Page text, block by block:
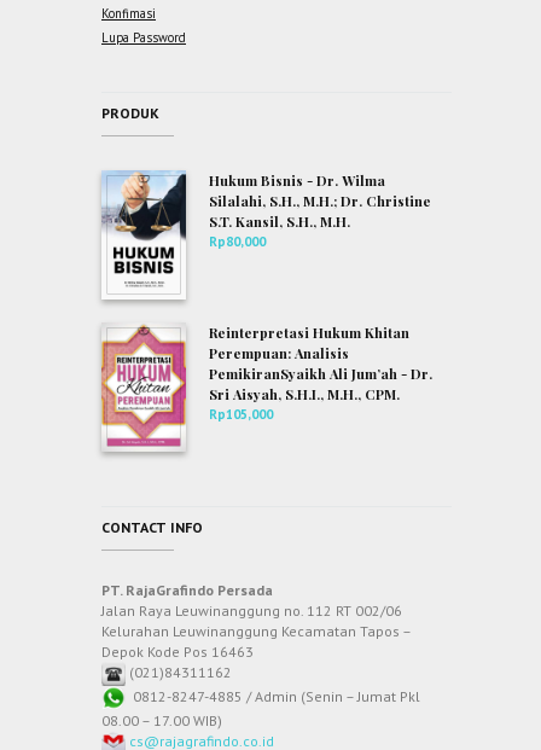
Konfimasi
Lupa Password
PRODUK
Hukum Bisnis - Dr. Wilma
Silalahi, S.H., M.H.; Dr. Christine
S.T. Kansil, S.H., M.H.
Rp80,000
Reinterpretasi Hukum Khitan
Perempuan: Analisis
PemikiranSyaikh Ali Jum’ah - Dr.
Sri Aisyah, S.H.I., M.H., CPM.
Rp105,000
CONTACT INFO
PT. RajaGrafindo Persada
Jalan Raya Leuwinanggung no. 112 RT 002/06
Kelurahan Leuwinanggung Kecamatan Tapos –
Depok Kode Pos 16463
(021)84311162
0812-8247-4885 / Admin (Senin – Jumat Pkl
08.00 – 17.00 WIB)
cs@rajagrafindo.co.id